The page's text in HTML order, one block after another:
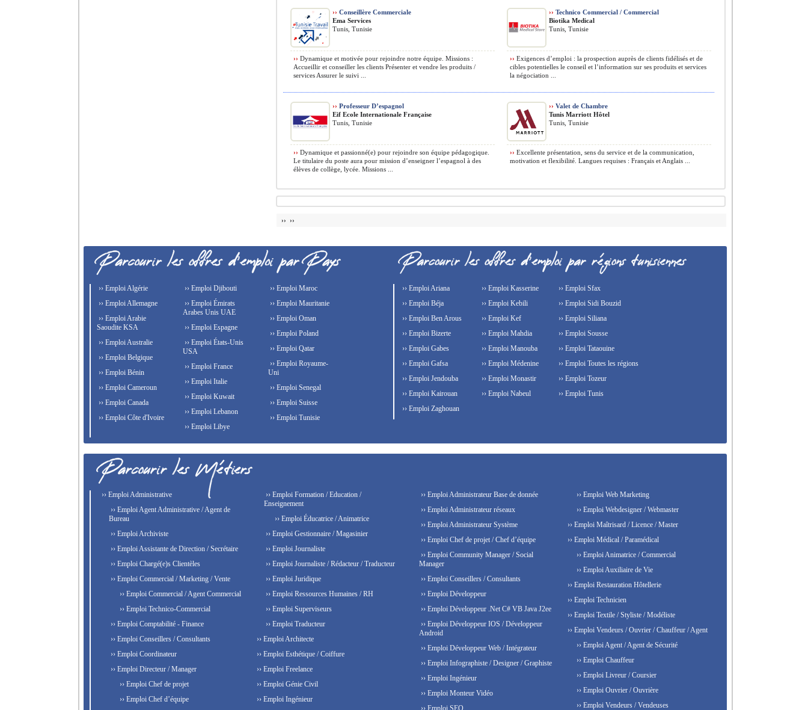
›› Conseillère Commerciale
Ema Services
Tunis, Tunisie
›› Dynamique et motivée pour rejoindre notre équipe. Missions :
Accueillir et conseiller les clients Présenter et vendre les produits /
services Assurer le suivi ...
›› Technico Commercial / Commercial
Biotika Medical
Tunis, Tunisie
›› Exigences d’emploi : la prospection auprès de clients fidélisés et de
cibles potentielles le conseil et l’information sur ses produits et services
la négociation ...
›› Professeur D’espagnol
Eif Ecole Internationale Française
Tunis, Tunisie
›› Dynamique et passionné(e) pour rejoindre son équipe pédagogique.
Le titulaire du poste aura pour mission d’enseigner l’espagnol à des
élèves de collège, lycée. Missions ...
›› Valet de Chambre
Tunis Marriott Hôtel
Tunis, Tunisie
›› Excellente présentation, sens du service et de la communication,
motivation et flexibilité. Langues requises : Français et Anglais ...
›› ››
›› Emploi Algérie
›› Emploi Allemagne
›› Emploi Arabie
Saoudite KSA
›› Emploi Australie
›› Emploi Belgique
›› Emploi Bénin
›› Emploi Cameroun
›› Emploi Canada
›› Emploi Côte d'Ivoire
›› Emploi Djibouti
›› Emploi Émirats
Arabes Unis UAE
›› Emploi Espagne
›› Emploi États-Unis
USA
›› Emploi France
›› Emploi Italie
›› Emploi Kuwait
›› Emploi Lebanon
›› Emploi Libye
›› Emploi Maroc
›› Emploi Mauritanie
›› Emploi Oman
›› Emploi Poland
›› Emploi Qatar
›› Emploi Royaume-
Uni
›› Emploi Senegal
›› Emploi Suisse
›› Emploi Tunisie
›› Emploi Ariana
›› Emploi Béja
›› Emploi Ben Arous
›› Emploi Bizerte
›› Emploi Gabes
›› Emploi Gafsa
›› Emploi Jendouba
›› Emploi Kairouan
›› Emploi Kasserine
›› Emploi Kebili
›› Emploi Kef
›› Emploi Mahdia
›› Emploi Manouba
›› Emploi Médenine
›› Emploi Monastir
›› Emploi Nabeul
›› Emploi Sfax
›› Emploi Sidi Bouzid
›› Emploi Siliana
›› Emploi Sousse
›› Emploi Tataouine
›› Emploi Toutes les régions
›› Emploi Tozeur
›› Emploi Tunis
›› Emploi Zaghouan
›› Emploi Administrative
›› Emploi Agent Administrative / Agent de
Bureau
›› Emploi Archiviste
›› Emploi Assistante de Direction / Secrétaire
›› Emploi Chargé(e)s Clientèles
›› Emploi Commercial / Marketing / Vente
›› Emploi Commercial / Agent Commercial
›› Emploi Technico-Commercial
›› Emploi Comptabilité - Finance
›› Emploi Conseillers / Consultants
›› Emploi Coordinateur
›› Emploi Directeur / Manager
›› Emploi Chef de projet
›› Emploi Chef d’équipe
›› Emploi Formation / Education /
Enseignement
›› Emploi Éducatrice / Animatrice
›› Emploi Gestionnaire / Magasinier
›› Emploi Journaliste
›› Emploi Journaliste / Rédacteur / Traducteur
›› Emploi Juridique
›› Emploi Ressources Humaines / RH
›› Emploi Superviseurs
›› Emploi Traducteur
›› Emploi Architecte
›› Emploi Esthétique / Coiffure
›› Emploi Freelance
›› Emploi Génie Civil
›› Emploi Ingénieur
›› Emploi Administrateur Base de donnée
›› Emploi Administrateur réseaux
›› Emploi Administrateur Système
›› Emploi Chef de projet / Chef d’équipe
›› Emploi Community Manager / Social
Manager
›› Emploi Conseillers / Consultants
›› Emploi Développeur
›› Emploi Développeur .Net C# VB Java J2ee
›› Emploi Développeur IOS / Développeur
Android
›› Emploi Développeur Web / Intégrateur
›› Emploi Infographiste / Designer / Graphiste
›› Emploi Ingénieur
›› Emploi Monteur Vidéo
›› Emploi SEO
›› Emploi Web Marketing
›› Emploi Webdesigner / Webmaster
›› Emploi Maîtrisard / Licence / Master
›› Emploi Médical / Paramédical
›› Emploi Animatrice / Commercial
›› Emploi Auxiliaire de Vie
›› Emploi Restauration Hôtellerie
›› Emploi Technicien
›› Emploi Textile / Styliste / Modéliste
›› Emploi Vendeurs / Ouvrier / Chauffeur / Agent
›› Emploi Agent / Agent de Sécurité
›› Emploi Chauffeur
›› Emploi Livreur / Coursier
›› Emploi Ouvrier / Ouvrière
›› Emploi Vendeurs / Vendeuses